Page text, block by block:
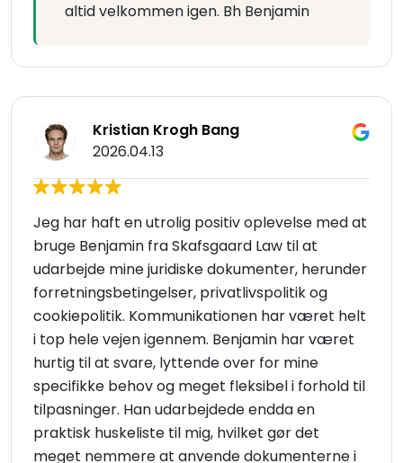
altid velkommen igen. Bh Benjamin
Kristian Krogh Bang
2026.04.13
Jeg har haft en utrolig positiv oplevelse med at
bruge Benjamin fra Skafsgaard Law til at
udarbejde mine juridiske dokumenter, herunder
forretningsbetingelser, privatlivspolitik og
cookiepolitik. Kommunikationen har været helt
i top hele vejen igennem. Benjamin har været
hurtig til at svare, lyttende over for mine
specifikke behov og meget fleksibel i forhold til
tilpasninger. Han udarbejdede endda en
praktisk huskeliste til mig, hvilket gør det
meget nemmere at anvende dokumenterne i